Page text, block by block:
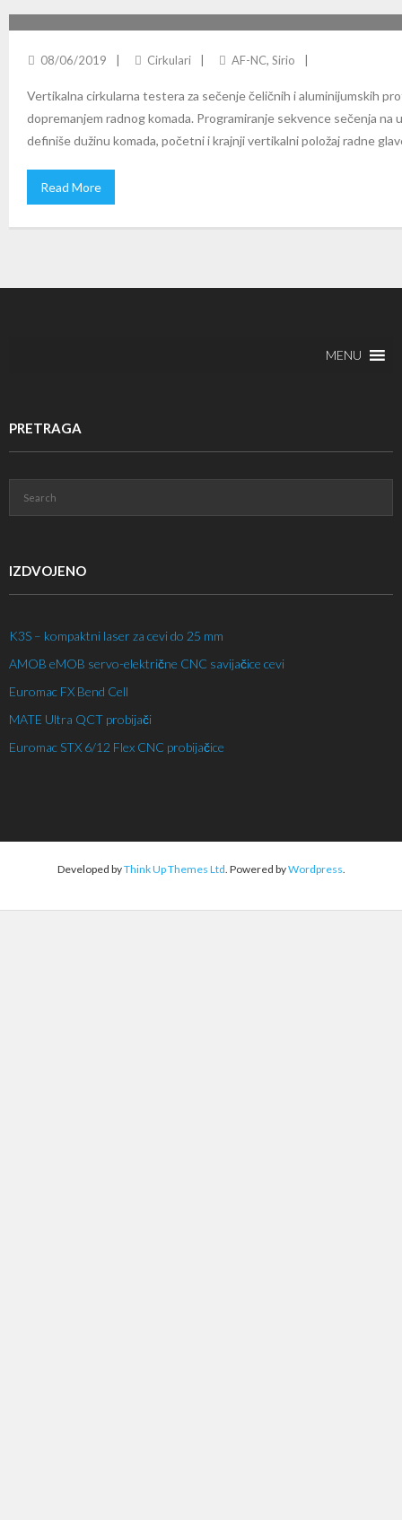
08/06/2019 Cirkulari AF-NC, Sirio
Vertikalna cirkularna testera za sečenje čeličnih i aluminijumskih
dopremanjem radnog komada. Programiranje sekvence sečenja
definiše dužinu komada, početni i krajnji vertikalni položaj radne
Read More
MENU
PRETRAGA
IZDVOJENO
K3S – kompaktni laser za cevi do 25 mm
AMOB eMOB servo-električne CNC savijačice cevi
Euromac FX Bend Cell
MATE Ultra QCT probijači
Euromac STX 6/12 Flex CNC probijačice
Developed byThink Up Themes Ltd. Powered byWordpress.